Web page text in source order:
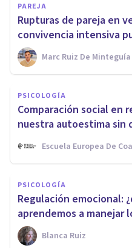
PAREJA
Rupturas de pareja en
convivencia intensiva
Marc Ruiz De Minteguía
PSICOLOGÍA
Comparación social en
nuestra autoestima sin
Escuela Europea De
PSICOLOGÍA
Regulación emocional:
aprendemos a manejar
Blanca Ruiz